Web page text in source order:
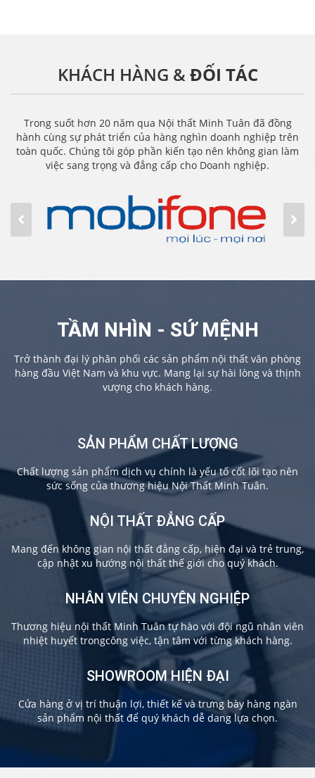
KHÁCH HÀNG &ĐỐI TÁC
Trong suốt hơn 20 năm qua Nội thất Minh Tuân đã đồng
hành cùng sự phát triển của hàng nghìn doanh nghiệp trên
toàn quốc. Chúng tôi góp phần kiến tạo nên không gian làm
việc sang trọng và đẳng cấp cho Doanh nghiệp.
TẦM NHÌN - SỨ MỆNH
Trở thành đại lý phân phối các sản phẩm nội thất văn phòng
hàng đầu Việt Nam và khu vực. Mang lại sự hài lòng và thịnh
vượng cho khách hàng.
SẢN PHẨM CHẤT LƯỢNG
Chất lượng sản phẩm dịch vụ chính là yếu tố cốt lõi tạo nên
sức sống của thương hiệu Nội Thất Minh Tuân.
NỘI THẤT ĐẲNG CẤP
Mang đến không gian nội thất đẳng cấp, hiện đại và trẻ trung,
cập nhật xu hướng nội thất thế giới cho quý khách.
NHÂN VIÊN CHUYÊN NGHIỆP
Thương hiệu nội thất Minh Tuân tự hào với đội ngũ nhân viên
nhiệt huyết trongcông việc, tận tâm với từng khách hàng.
SHOWROOM HIỆN ĐẠI
Cửa hàng ở vị trí thuận lợi, thiết kế và trưng bày hàng ngàn
sản phẩm nội thất để quý khách dễ dang lựa chọn.